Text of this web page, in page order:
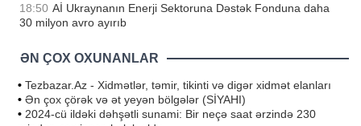
18:50 Aİ Ukraynanın Enerji Sektoruna Dəstək Fonduna daha
30 milyon avro ayırıb
ƏN ÇOX OXUNANLAR
• Tezbazar.Az - Xidmətlər, təmir, tikinti və digər xidmət elanları
• Ən çox çörək və ət yeyən bölgələr (SİYAHI)
• 2024-cü ildəki dəhşətli sunami: Bir neçə saat ərzində 230